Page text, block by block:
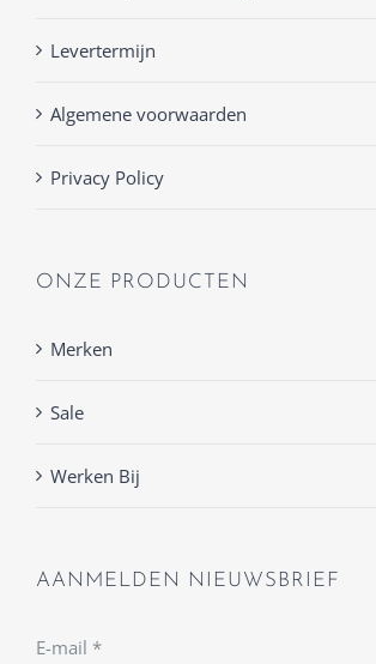
Levertermijn
Algemene voorwaarden
Privacy Policy
ONZE PRODUCTEN
Merken
Sale
Werken Bij
AANMELDEN NIEUWSBRIEF
E-mail *